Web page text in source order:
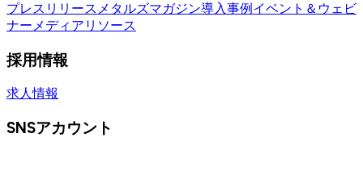
プレスリリース メタルズマガジン導入事例イベント＆ウェビ
ナーメディアリソース
採用情報
求人情報
SNSアカウント